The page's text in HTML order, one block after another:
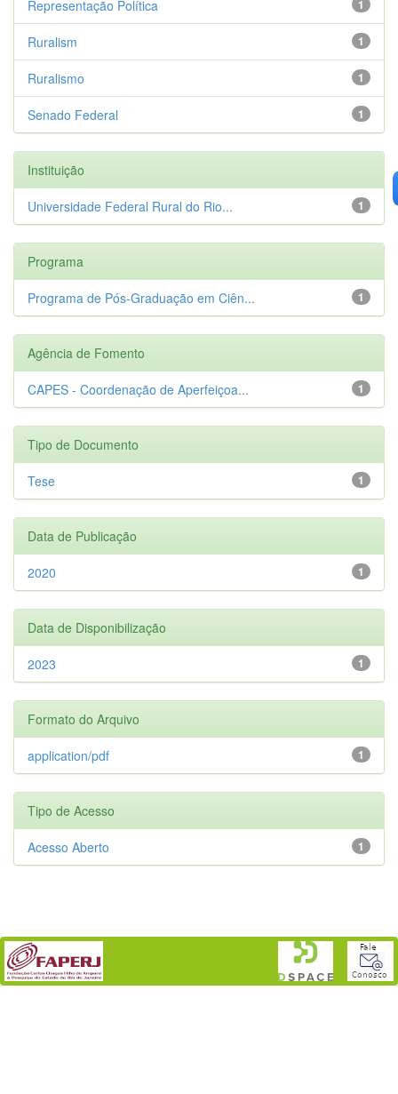
1
Representação Política
1
Ruralism
1
Ruralismo
1
Senado Federal
Instituição
1
Universidade Federal Rural do Rio...
Programa
1
Programa de Pós-Graduação em Ciên...
Agência de Fomento
1
CAPES - Coordenação de Aperfeiçoa...
Tipo de Documento
1
Tese
Data de Publicação
1
2020
Data de Disponibilização
1
2023
Formato do Arquivo
1
application/pdf
Tipo de Acesso
1
Acesso Aberto